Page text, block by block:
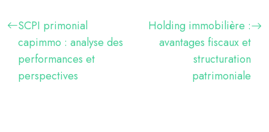
SCPI primonial
capimmo : analyse des
performances et
perspectives
Holding immobilière :
avantages fiscaux et
structuration
patrimoniale